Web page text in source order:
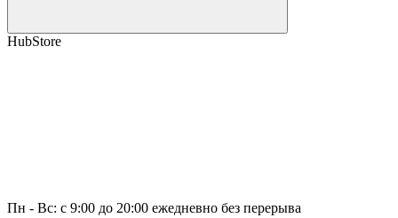
HubStore
Пн - Вс: с 9:00 до 20:00 ежедневно без перерыва